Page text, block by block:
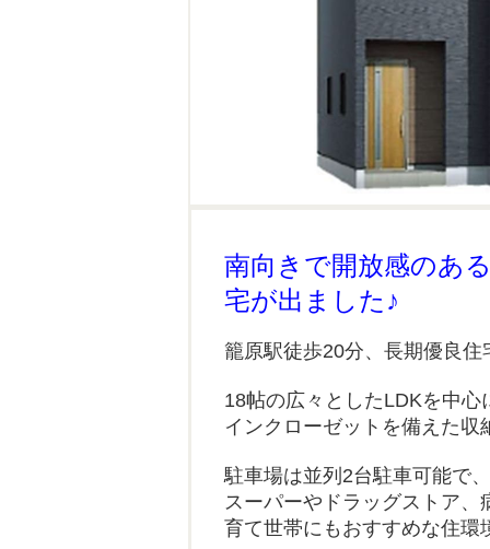
南向きで開放感のあ
宅が出ました♪
籠原駅徒歩20分、長期優良
18帖の広々としたLDKを中
インクローゼットを備えた収
駐車場は並列2台駐車可能で
スーパーやドラッグストア、
育て世帯にもおすすめな住環